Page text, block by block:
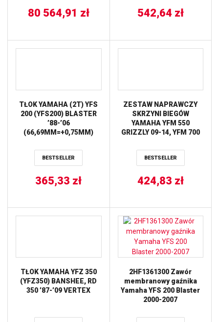
80 564,91 zł 542,64 zł
TŁOK YAMAHA (2T) YFS
200 (YFS200) BLASTER
’88-’06
(66,69MM=+0,75MM)
BESTSELLER
365,33 zł
ZESTAW NAPRAWCZY
SKRZYNI BIEGÓW
YAMAHA YFM 550
GRIZZLY 09-14, YFM 700
GRIZZLY 07-15 HOT RODS
BESTSELLER
424,83 zł
TŁOK YAMAHA YFZ 350
(YFZ350) BANSHEE, RD
350 ’87-’09 VERTEX
2HF1361300 Zawór
membranowy gaźnika
Yamaha YFS 200 Blaster
2000-2007